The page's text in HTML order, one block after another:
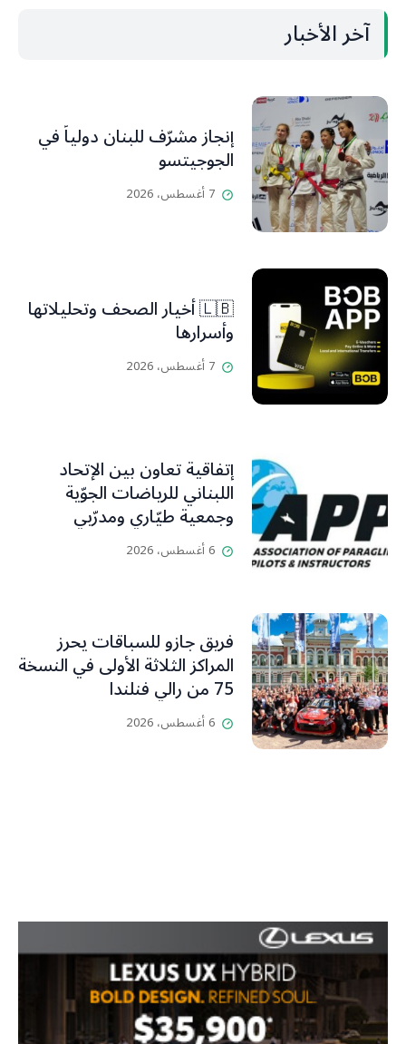
آخر الأخبار
إنجاز مشرّف للبنان دولياً في
الجوجيتسو
7 أغسطس، 2026
🇱🇧 أخيار الصحف وتحليلاتها
وأسرارها
7 أغسطس، 2026
إتفاقية تعاون بين الإتحاد
اللبناني للرياضات الجوّية
وجمعية طيّاري ومدرّبي
الطيران الشراعي
6 أغسطس، 2026
فريق جازو للسباقات يحرز
المراكز الثلاثة الأولى في النسخة
75 من رالي فنلندا
6 أغسطس، 2026